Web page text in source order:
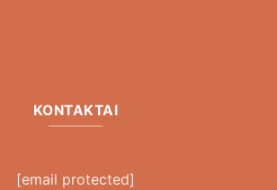
KONTAKTAI
[email protected]